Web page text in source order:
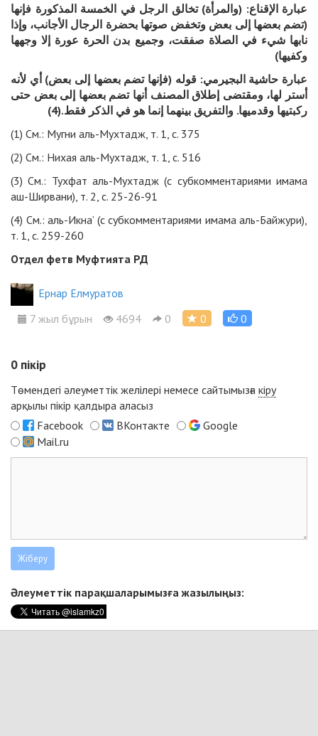
عبارة الإقناع: (والمرأة) تخالق الرجل في الخمسة المذكورة فإنها
(تضم بعضها إلى بعض وتخفض صوتها بحضرة الرجال الأجانب، وإذا
نابها شيء في الصلاة صفقت، وجميع بدن الحرة عورة إلا وجهها
وكفيها)
عبارة حاشية البجيرمي: قوله (فإنها تضم بعضها إلى بعض) أي لأنه
أستر لها، ومقتضى إطلاق المصنف أنها تضم بعضها إلى بعض حتى
ركبتيها وقدميها. والتفريق بينهما إنما هو في الذكر فقط.(4)
(1) См.: Мугни аль-Мухтадж, т. 1, с. 375
(2) См.: Нихая аль-Мухтадж, т. 1, с. 516
(3) См.: Тухфат аль-Мухтадж (с субкомментариями имама
аш-Ширвани), т. 2, с. 25-26-91
(4) См.: аль-Икна’ (с субкомментариями имама аль-Байжури),
т. 1, с. 259-260
Отдел фетв Муфтията РД
Ернар Елмуратов
7 жыл бұрын
4694 0 0 0
0 пікір
Төмендегі әлеуметтік желілері немесе сайтымызға кіру
арқылы пікір қалдыра аласыз
Facebook
ВКонтакте
Google
Mail.ru
Әлеуметтік парақшаларымызға жазылыңыз: